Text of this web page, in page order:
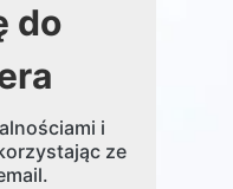
do
i
ze